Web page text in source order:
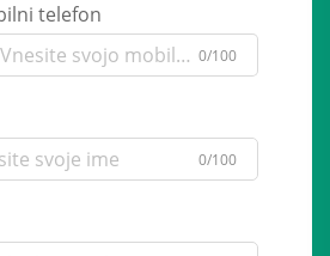
telefon
0/100
0/100